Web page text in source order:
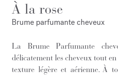
À la rose
Brume parfumante cheveux
La Brume Parfumante
délicatement les cheveux tout
texture légère et aérienne. À